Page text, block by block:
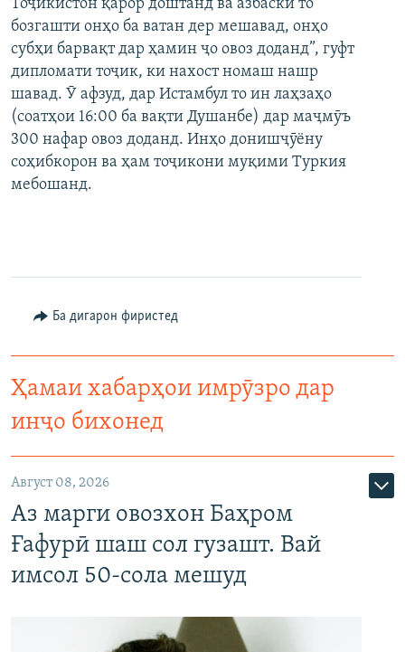
Тоҷикистон қарор доштанд ва азбаски то
бозгашти онҳо ба ватан дер мешавад, онҳо
субҳи барвақт дар ҳамин ҷо овоз доданд”, гуфт
дипломати тоҷик, ки нахост номаш нашр
шавад. Ӯ афзуд, дар Истамбул то ин лаҳзаҳо
(соатҳои 16:00 ба вақти Душанбе) дар маҷмӯъ
300 нафар овоз доданд. Инҳо донишҷӯёну
соҳибкорон ва ҳам тоҷикони муқими Туркия
мебошанд.
Ба дигарон фиристед
Ҳамаи хабарҳои имрӯзро дар
инҷо бихонед
Август 08, 2026
Аз марги овозхон Баҳром
Ғафурӣ шаш сол гузашт. Вай
имсол 50-сола мешуд